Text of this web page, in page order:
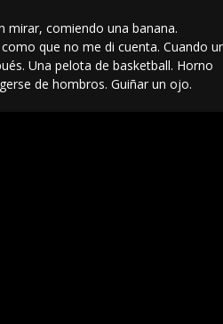
mirar, comiendo una banana.
que no me di cuenta. Cuando
Una pelota de basketball. Horno
de hombros. Guiñar un ojo.